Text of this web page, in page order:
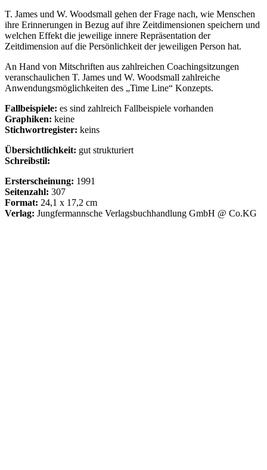
T. James und W. Woodsmall gehen der Frage nach, wie Menschen
ihre Erinnerungen in Bezug auf ihre Zeitdimensionen speichern und
welchen Effekt die jeweilige innere Repräsentation der
Zeitdimension auf die Persönlichkeit der jeweiligen Person hat.
An Hand von Mitschriften aus zahlreichen Coachingsitzungen
veranschaulichen T. James und W. Woodsmall zahlreiche
Anwendungsmöglichkeiten des „Time Line“ Konzepts.
Fallbeispiele: es sind zahlreich Fallbeispiele vorhanden
Graphiken: keine
Stichwortregister: keins
Übersichtlichkeit: gut strukturiert
Schreibstil:
Ersterscheinung: 1991
Seitenzahl: 307
Format: 24,1 x 17,2 cm
Verlag: Jungfermannsche Verlagsbuchhandlung GmbH @ Co.KG